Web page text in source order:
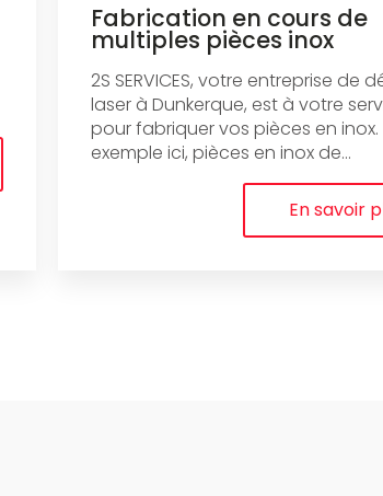
Fabrication en cours de
multiples pièces inox
2S SERVICES, votre entreprise de
laser à Dunkerque, est à votre
pour fabriquer vos pièces en
exemple ici, pièces en inox de...
En savoir